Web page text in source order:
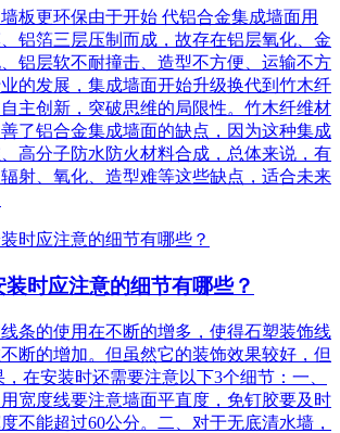
板更环保由于开始 代铝合金集成墙面用
铝箔三层压制而成，故存在铝层氧化、金
铝层软不耐撞击、造型不方便、运输不方
的发展，集成墙面开始升级换代到竹木纤
主创新，突破思维的局限性。竹木纤维材
了铝合金集成墙面的缺点，因为这种集成
高分子防水防火材料合成，总体来说，有
射、氧化、造型难等这些缺点，适合未来
时应注意的细节有哪些？
条的使用在不断的增多，使得石塑装饰线
断的增加。但虽然它的装饰效果较好，但
在安装时还需要注意以下3个细节：一、
宽度线要注意墙面平直度，免钉胶要及时
不能超过60公分。二、对于无底清水墙，